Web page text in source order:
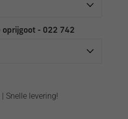
oprijgoot - 022 742
Snelle levering!